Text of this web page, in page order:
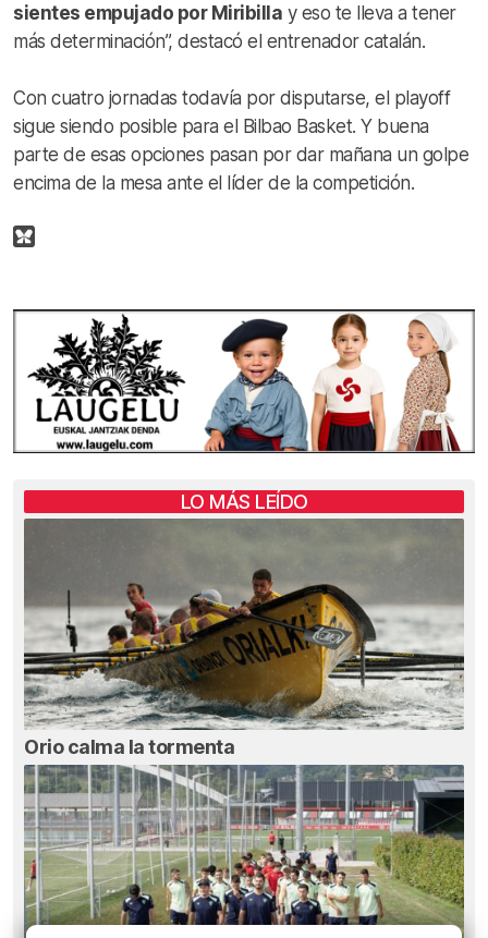
sientes empujado por Miribilla y eso te lleva a tener
más determinación”, destacó el entrenador catalán.
Con cuatro jornadas todavía por disputarse, el playoff
sigue siendo posible para el Bilbao Basket. Y buena
parte de esas opciones pasan por dar mañana un golpe
encima de la mesa ante el líder de la competición.
LO MÁS LEÍDO
Orio calma la tormenta